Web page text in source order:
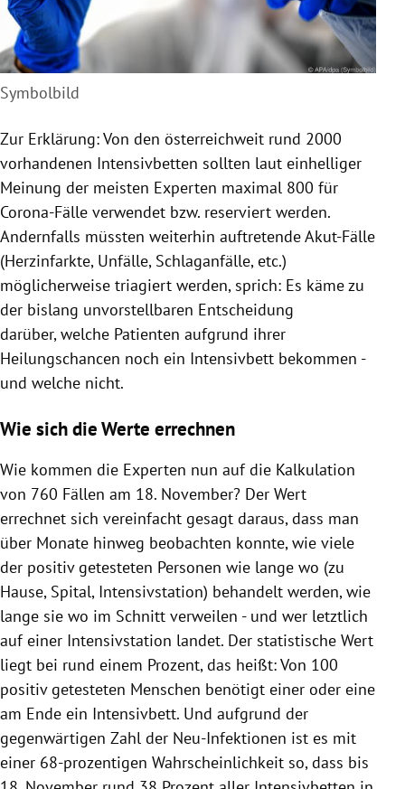
Symbolbild
Zur Erklärung: Von den österreichweit rund 2000
vorhandenen Intensivbetten sollten laut einhelliger
Meinung der meisten Experten maximal 800 für
Corona-Fälle verwendet bzw. reserviert werden.
Andernfalls müssten weiterhin auftretende Akut-Fälle
(Herzinfarkte, Unfälle, Schlaganfälle, etc.)
möglicherweise triagiert werden, sprich: Es käme zu
der bislang unvorstellbaren Entscheidung
darüber, welche Patienten aufgrund ihrer
Heilungschancen noch ein Intensivbett bekommen -
und welche nicht.
Wie sich die Werte errechnen
Wie kommen die Experten nun auf die Kalkulation
von 760 Fällen am 18. November? Der Wert
errechnet sich vereinfacht gesagt daraus, dass man
über Monate hinweg beobachten konnte, wie viele
der positiv getesteten Personen wie lange wo (zu
Hause, Spital, Intensivstation) behandelt werden, wie
lange sie wo im Schnitt verweilen - und wer letztlich
auf einer Intensivstation landet. Der statistische Wert
liegt bei rund einem Prozent, das heißt: Von 100
positiv getesteten Menschen benötigt einer oder eine
am Ende ein Intensivbett. Und aufgrund der
gegenwärtigen Zahl der Neu-Infektionen ist es mit
einer 68-prozentigen Wahrscheinlichkeit so, dass bis